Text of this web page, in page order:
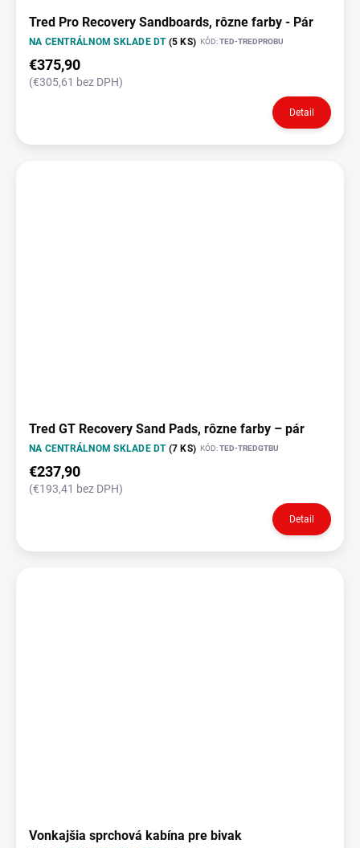
Tred Pro Recovery Sandboards, rôzne farby - Pár
NA CENTRÁLNOM SKLADE DT (5 KS) KÓD:TED-TREDPROBU
€375,90
(€305,61 bez DPH)
Detail
Tred GT Recovery Sand Pads, rôzne farby – pár
NA CENTRÁLNOM SKLADE DT (7 KS) KÓD:TED-TREDGTBU
€237,90
(€193,41 bez DPH)
Detail
Vonkajšia sprchová kabína pre bivak